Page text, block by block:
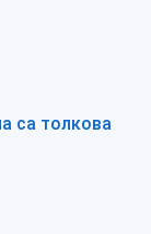
са толкова